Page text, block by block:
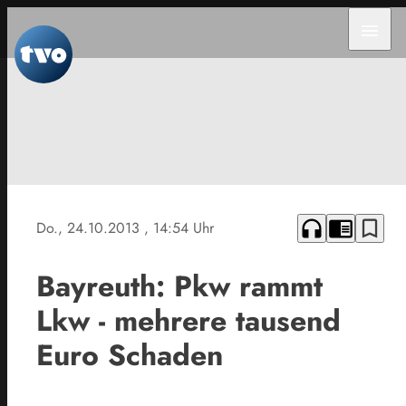
Do., 24.10.2013 , 14:54 Uhr headphones chrome_reader_mode bookmark_border
Bayreuth: Pkw rammt
Lkw - mehrere tausend
Euro Schaden